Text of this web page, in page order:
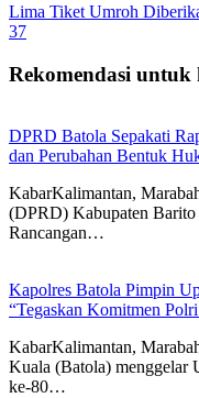
Lima Tiket Umroh
37
Rekomendasi untuk
DPRD Batola Sepakati
dan Perubahan Bentuk
KabarKalimantan,
(DPRD) Kabupaten
Rancangan…
Kapolres Batola Pimpin
“Tegaskan Komitmen
KabarKalimantan,
Kuala (Batola) menggelar
ke-80…